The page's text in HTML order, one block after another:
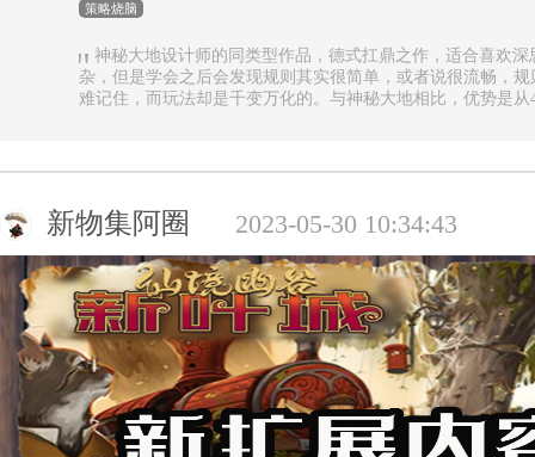
策略烧脑
神秘大地设计师的同类型作品，德式扛鼎之作，适合喜欢
杂，但是学会之后会发现规则其实很简单，或者说很流畅，
难记住，而玩法却是千变万化的。与神秘大地相比，优势是
新物集阿圈 2023-05-30 10:34:43